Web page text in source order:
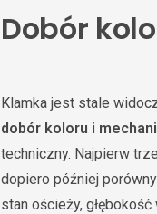
Dobór
Klamka jest stale
dobór koloru i
techniczny. Najpierw
dopiero później
stan ościeży,